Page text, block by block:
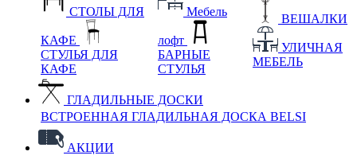
СТОЛЫ ДЛЯ
КАФЕ
СТУЛЬЯ ДЛЯ
КАФЕ
Мебель
лофт
БАРНЫЕ
СТУЛЬЯ
ВЕШАЛКИ
УЛИЧНАЯ
МЕБЕЛЬ
ГЛАДИЛЬНЫЕ ДОСКИ
ВСТРОЕННАЯ ГЛАДИЛЬНАЯ ДОСКА BELSI
АКЦИИ